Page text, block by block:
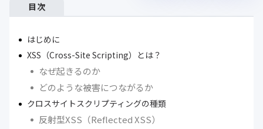
目次
はじめに
XSS（Cross-Site Scripting）とは？
なぜ起きるのか
どのような被害につながるか
クロスサイトスクリプティングの種類
反射型XSS（Reflected XSS）